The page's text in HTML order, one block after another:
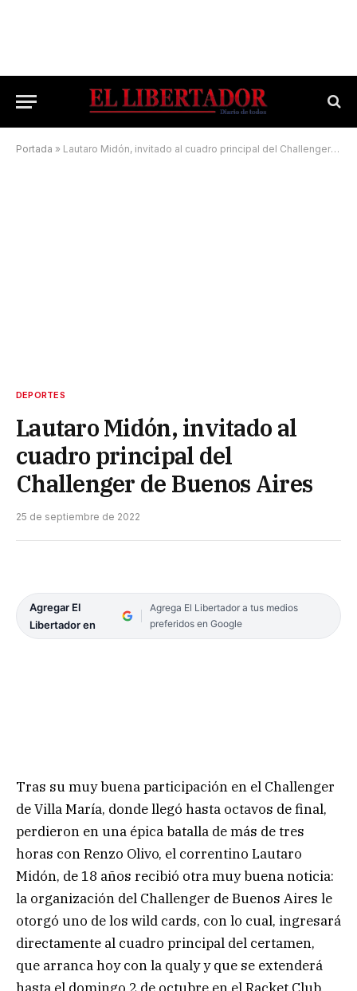
Portada » Lautaro Midón, invitado al cuadro principal del Challenger de Buenos Aires
DEPORTES
Lautaro Midón, invitado al
cuadro principal del
Challenger de Buenos Aires
25 de septiembre de 2022
Agregar El
Libertador en
Agrega El Libertador a tus medios
preferidos en Google
Tras su muy buena participación en el Challenger
de Villa María, donde llegó hasta octavos de final,
perdieron en una épica batalla de más de tres
horas con Renzo Olivo, el correntino Lautaro
Midón, de 18 años recibió otra muy buena noticia:
la organización del Challenger de Buenos Aires le
otorgó uno de los wild cards, con lo cual, ingresará
directamente al cuadro principal del certamen,
que arranca hoy con la qualy y que se extenderá